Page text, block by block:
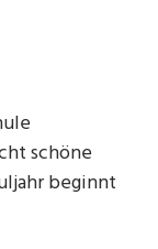
schöne
beginnt